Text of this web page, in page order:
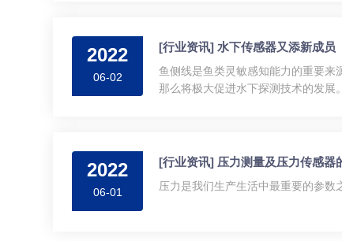
2022
06-02
[行业资讯] 水下传感器又添新成员
鱼侧线是鱼类灵敏感知能力的重要来
那么将极大促进水下探测技术的发展
2022
06-01
[行业资讯] 压力测量及压力传感器
压力是我们生产生活中最重要的参数